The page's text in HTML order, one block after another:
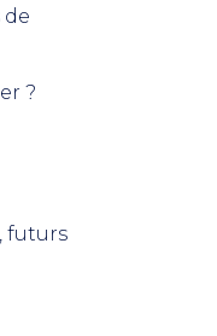
?
futurs